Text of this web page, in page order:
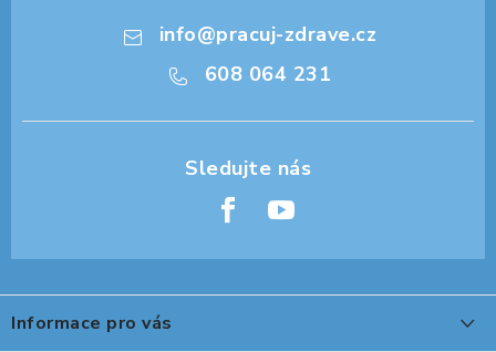
info@pracuj-zdrave.cz
608 064 231
á
pInformace pro vás